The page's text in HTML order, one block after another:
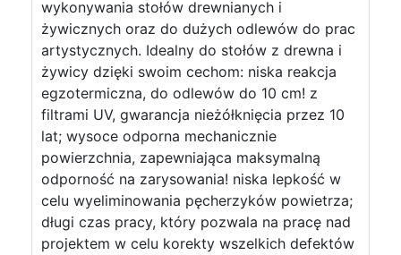
wykonywania stołów drewnianych i
żywicznych oraz do dużych odlewów do prac
artystycznych. Idealny do stołów z drewna i
żywicy dzięki swoim cechom: niska reakcja
egzotermiczna, do odlewów do 10 cm! z
filtrami UV, gwarancja nieżółknięcia przez 10
lat; wysoce odporna mechanicznie
powierzchnia, zapewniająca maksymalną
odporność na zarysowania! niska lepkość w
celu wyeliminowania pęcherzyków powietrza;
długi czas pracy, który pozwala na pracę nad
projektem w celu korekty wszelkich defektów